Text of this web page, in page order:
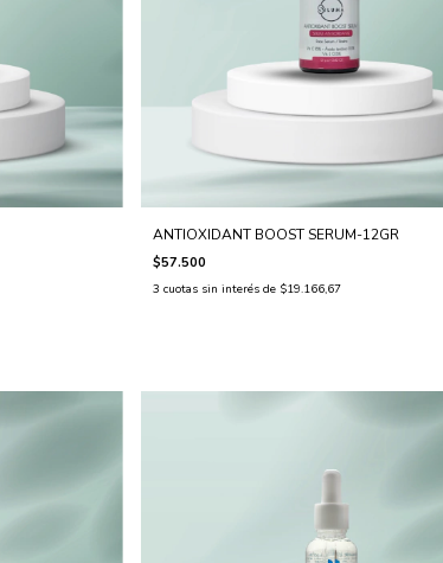
ANTIOXIDANT BOOST SERUM-12GR
$57.500
3 cuotas sin interés de $19.166,67